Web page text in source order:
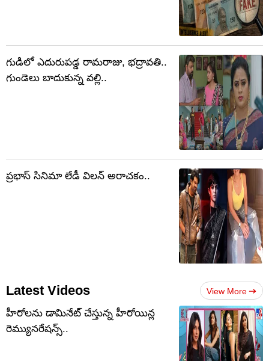
గుడిలో ఎదురుపడ్డ రామరాజు, భద్రావతి..
గుండెలు బాదుకున్న వల్లి..
ప్రభాస్ సినిమా లేడీ విలన్ అరాచకం..
Latest Videos View More
హీరోలను డామినేట్ చేస్తున్న హీరోయిన్ల
రెమ్యునరేషన్స్..